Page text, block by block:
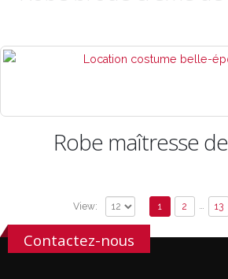
Robe maîtresse
View: 1 2 13
Contactez-nous